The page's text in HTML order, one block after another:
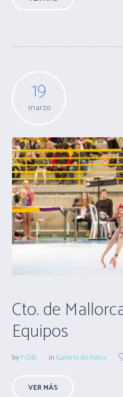
19
marzo
Cto. de
Equipos
by FGIB in Galería de fotos
VER MÁS